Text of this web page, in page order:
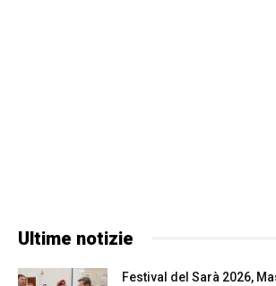
Ultime notizie
Festival del Sarà 2026,